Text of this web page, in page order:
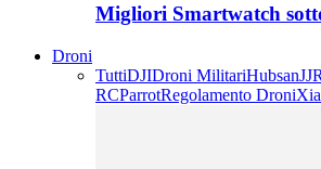
Migliori Smartwatch
Droni
TuttiDJIDroni MilitariHubsan
RCParrotRegolamento Droni